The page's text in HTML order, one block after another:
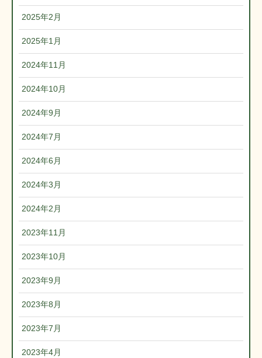
2025年2月
2025年1月
2024年11月
2024年10月
2024年9月
2024年7月
2024年6月
2024年3月
2024年2月
2023年11月
2023年10月
2023年9月
2023年8月
2023年7月
2023年4月